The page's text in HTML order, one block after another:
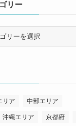
リー
リア 中部エリア
沖縄エリア 京都府